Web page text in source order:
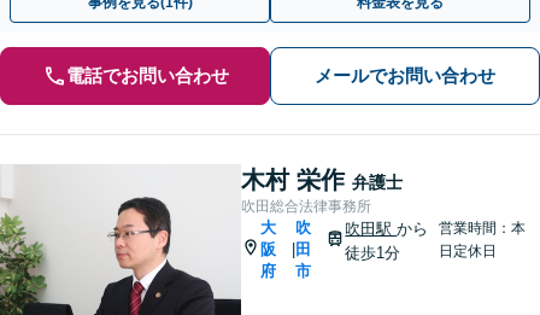
電話でお問い合わせ メールでお問い合わせ
木村 栄作 弁護士
吹田総合法律事務所
大
阪
府
吹
田
市
吹田駅から
徒歩1分
営業時間：本
日定休日